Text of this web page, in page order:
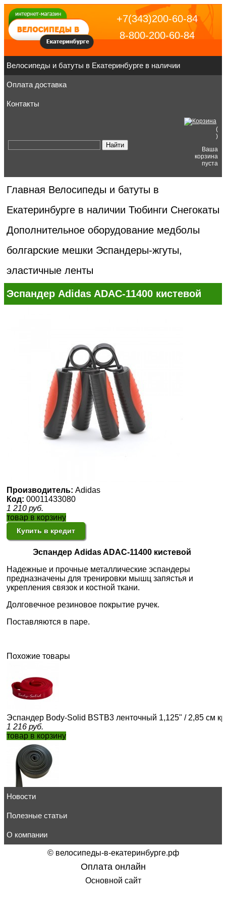
+7(343)200-60-84
8-800-200-60-84
Велосипеды и батуты в Екатеринбурге в наличии
Оплата доставка
Контакты
(
)
Ваша
корзина
пуста
Главная Велосипеды и батуты в
Екатеринбурге в наличии Тюбинги Снегокаты
Дополнительное оборудование медболы
болгарские мешки Эспандеры-жгуты,
эластичные ленты
Эспандер Adidas ADAC-11400 кистевой
Производитель: Adidas
Код: 00011433080
1 210 руб.
товар в корзину
Купить в кредит
Эспандер Adidas ADAC-11400 кистевой
Надежные и прочные металлические эспандеры
предназначены для тренировки мышц запястья и
укрепления связок и костной ткани.
Долговечное резиновое покрытие ручек.
Поставляются в паре.
Похожие товары
Эспандер Body-Solid BSTB3 ленточный 1,125" / 2,85 см
1 216 руб.
товар в корзину
Эспандер Лента латекс 5 см/3 мм, Черный
товар в корзину
Эспандер BodySolid BSTRT4 (синий)
Новости
Полезные статьи
О компании
© велосипеды-в-екатеринбурге.рф
Оплата онлайн
Основной сайт